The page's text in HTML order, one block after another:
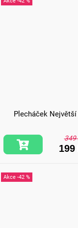
Plecháček Největší
349
199
-42 %